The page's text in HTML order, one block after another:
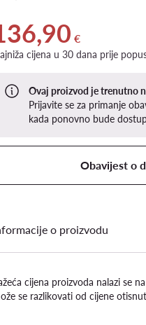
cijena 136,90 €
€
cijena u 30 dana prije
Ovaj proizvod je trenutno
Prijavite se za primanje
kada ponovno bude
Obavijest o
o proizvodu
cijena proizvoda nalazi se
se razlikovati od cijene